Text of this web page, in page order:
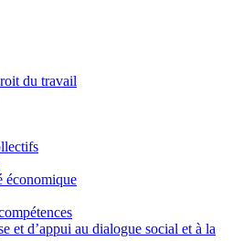
du travail
économique
et d’appui au dialogue social et à la